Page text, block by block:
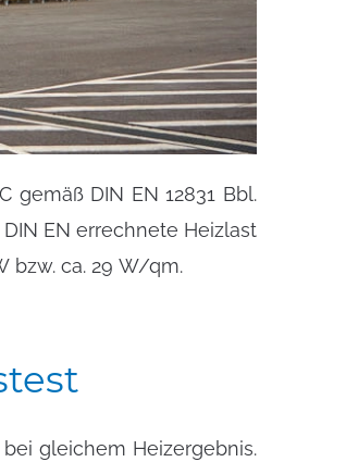
gemäß DIN EN 12831 Bbl.
bzw. ca. 29 W/qm.
gleichem Heizergebnis.